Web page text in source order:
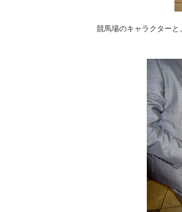
競馬場のキャラクターと。